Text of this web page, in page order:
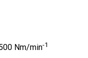
Nm/min-1